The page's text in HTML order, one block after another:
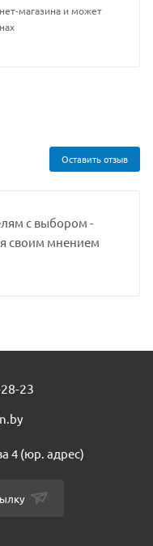
магазина и может
Оставить отзыв
с выбором -
своим мнением
23
4 (юр. адрес)